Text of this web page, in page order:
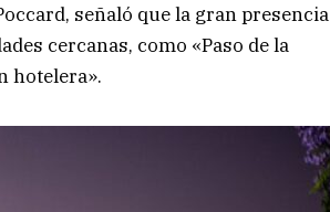
señaló que la gran presencia
cercanas, como «Paso de la
hotelera».